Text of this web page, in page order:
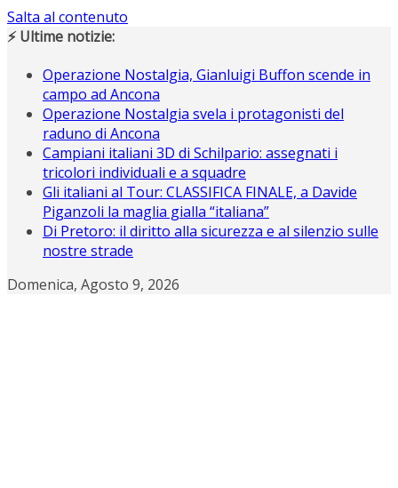
Salta al contenuto
⚡ Ultime notizie:
Operazione Nostalgia, Gianluigi Buffon scende in
campo ad Ancona
Operazione Nostalgia svela i protagonisti del
raduno di Ancona
Campiani italiani 3D di Schilpario: assegnati i
tricolori individuali e a squadre
Gli italiani al Tour: CLASSIFICA FINALE, a Davide
Piganzoli la maglia gialla “italiana”
Di Pretoro: il diritto alla sicurezza e al silenzio sulle
nostre strade
Domenica, Agosto 9, 2026